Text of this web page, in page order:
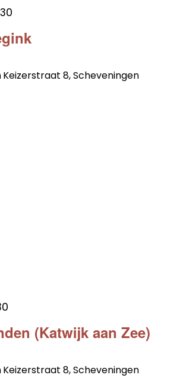
Keizerstraat 8, Scheveningen
(Katwijk aan Zee)
Keizerstraat 8, Scheveningen